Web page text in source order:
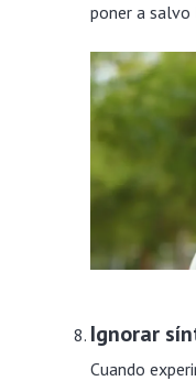
poner a salvo
Ignorar
Cuando